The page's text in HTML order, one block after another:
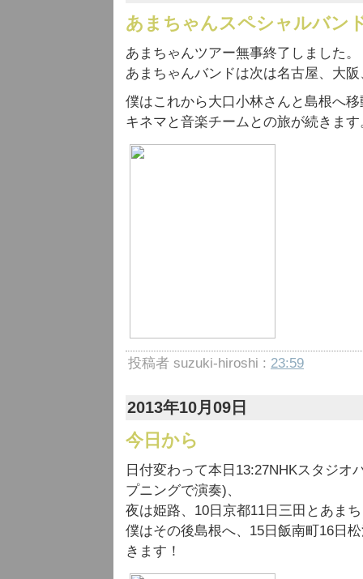
あまちゃんスペシャルバン
あまちゃんツアー無事終了しました。
あまちゃんバンドは次は名古屋、大
僕はこれから大口小林さんと島根へ移
キネマと音楽チームとの旅が続きます
投稿者 suzuki-hiroshi : 23:59
2013年10月09日
今日から
日付変わって本日13:27NHKスタジ
プニングで演奏)、
夜は姫路、10日京都11日三田とあま
僕はその後島根へ、15日飯南町16日
きます！